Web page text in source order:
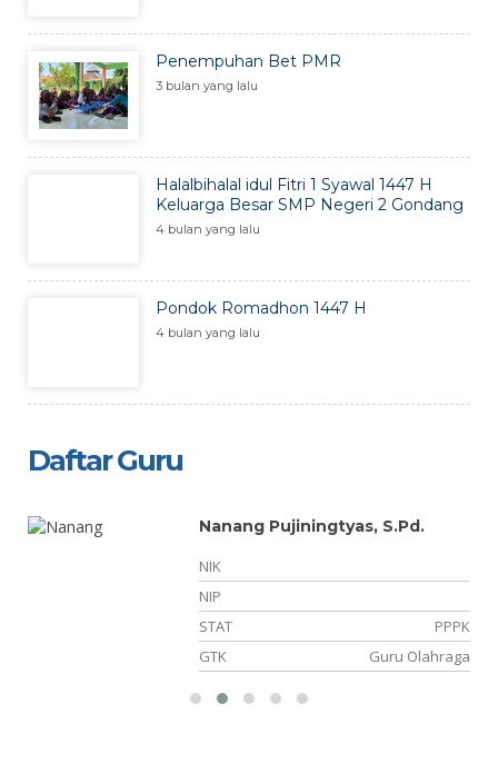
Penempuhan Bet PMR
3 bulan yang lalu
Halalbihalal idul Fitri 1 Syawal 1447 H
Keluarga Besar SMP Negeri 2 Gondang
4 bulan yang lalu
Pondok Romadhon 1447 H
4 bulan yang lalu
Daftar Guru
Nanang Pujiningtyas, S.Pd.
NIK
NIP
STAT
PPPK
GTK
Guru Olahraga